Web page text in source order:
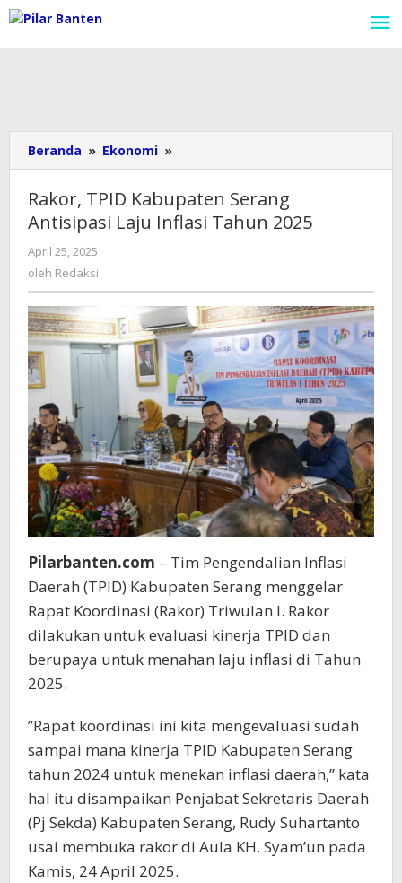
Lewati
ke
konten
Beranda » Ekonomi »
TPID
Serang
Antisipasi
Rakor, TPID Kabupaten Serang
Antisipasi Laju Inflasi Tahun 2025
April 25, 2025
oleh Redaksi
Pilarbanten.com – Tim Pengendalian Inflasi
Daerah (TPID) Kabupaten Serang menggelar
Rapat Koordinasi (Rakor) Triwulan I. Rakor
dilakukan untuk evaluasi kinerja TPID dan
berupaya untuk menahan laju inflasi di Tahun
2025.
”Rapat koordinasi ini kita mengevaluasi sudah
sampai mana kinerja TPID Kabupaten Serang
tahun 2024 untuk menekan inflasi daerah,” kata
hal itu disampaikan Penjabat Sekretaris Daerah
(Pj Sekda) Kabupaten Serang, Rudy Suhartanto
usai membuka rakor di Aula KH. Syam’un pada
Kamis, 24 April 2025.